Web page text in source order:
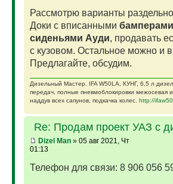
Рассмотрю варианты
Доки с вписанными
сиденьями Ауди, продавать
с кузовом. Остальное можно и
Предлагайте, обсудим.
Дизельный Мастер. IFA W50LA, КУНГ, 6,5 л
передач, полные пневмоблокировки межосевая
наддув всех сапунов, подкачка колес. http://
Re: Продам проект УАЗ с
Dizel Man» 05 авг 2021, Чт
01:13
Телефон для связи: 8 906 056